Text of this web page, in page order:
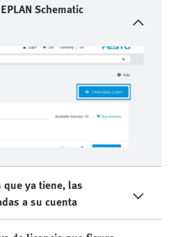
Schematic
ya tiene, las
a su cuenta